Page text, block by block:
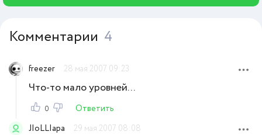
Комментарии 4
freezer 28 мая 2007 09:23
Что-то мало уровней...
0
Ответить
JIoLLIapa
29 мая 2007 08:08